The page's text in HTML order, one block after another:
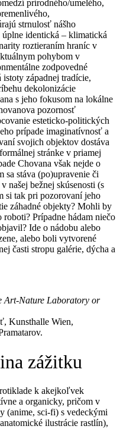
prírodného/umelého,
strnulosť nášho
identická – klimatická
roztieraním hraníc v
pohybom v
zodpovedné
západnej tradície,
dekolonizácie
s jeho fokusom na lokálne
pozornosť
esteticko-politických
prípade imaginatívnosť a
svojich objektov dostáva
stránke v priamej
Chovana však nejde o
sa stáva (po)upravenie či
našej bežnej skúsenosti (s
si tak pri pozorovaní jeho
záhadné objekty? Mohli by
Prípadne hádam niečo
Ide o nádobu alebo
alebo boli vytvorené
časti stropu galérie, dýcha a
Art-Nature Laboratory or
Kunsthalle Wien,
zážitku
k akejkoľvek
a organicky, pričom v
(anime, sci-fi) s vedeckými
ilustrácie rastlín),